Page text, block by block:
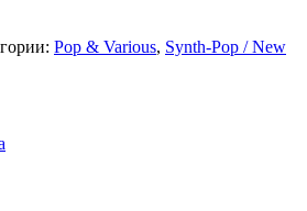
Pop & Various, Synth-Pop / New